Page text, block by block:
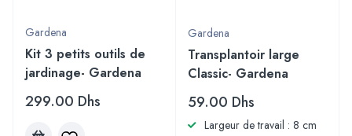
Gardena
Kit 3 petits outils de
jardinage- Gardena
299.00 Dhs
Gardena
Transplantoir large
Classic- Gardena
59.00 Dhs
Largeur de travail : 8 cm